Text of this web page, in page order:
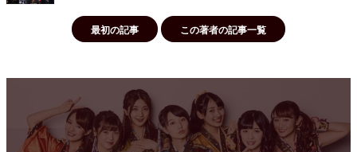
最初の記事 この著者の記事一覧